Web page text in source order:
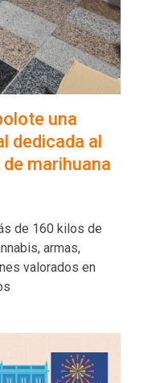
una
dedicada al
marihuana
de 160 kilos de
armas,
valorados en